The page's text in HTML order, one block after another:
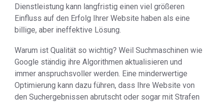
Dienstleistung kann langfristig einen viel größeren
Einfluss auf den Erfolg Ihrer Website haben als eine
billige, aber ineffektive Lösung.
Warum ist Qualität so wichtig? Weil Suchmaschinen wie
Google ständig ihre Algorithmen aktualisieren und
immer anspruchsvoller werden. Eine minderwertige
Optimierung kann dazu führen, dass Ihre Website von
den Suchergebnissen abrutscht oder sogar mit Strafen